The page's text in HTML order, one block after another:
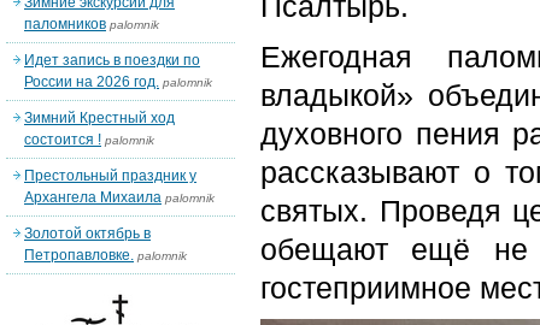
Ежегодная
владыкой»
духовного пения
рассказывают о
святых. Проведя
обещают ещё не
гостеприимное
паломников palomnik
Идет запись в поездки по
России на 2026 год. palomnik
Зимний Крестный ход
состоится ! palomnik
Престольный праздник у
Архангела Михаила palomnik
Золотой октябрь в
Петропавловке. palomnik